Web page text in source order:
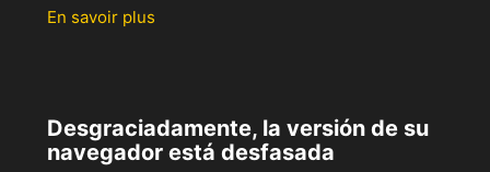
En savoir plus
Desgraciadamente, la versión de su
navegador está desfasada